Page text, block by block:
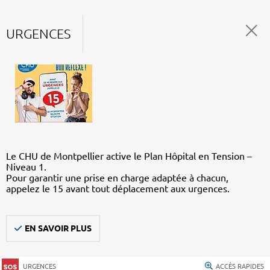
URGENCES
Le CHU de Montpellier active le Plan Hôpital en Tension –
Niveau 1.
Pour garantir une prise en charge adaptée à chacun,
appelez le 15 avant tout déplacement aux urgences.
EN SAVOIR PLUS
URGENCES ACCÈS RAPIDES